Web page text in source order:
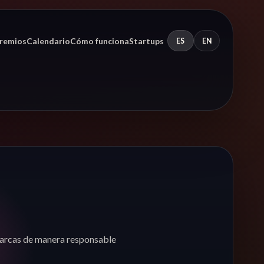
CalendarioCómo funcionaStartups ES EN
de manera responsable